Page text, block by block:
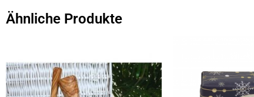
b
o
k
d
o
Ähnliche Produkte